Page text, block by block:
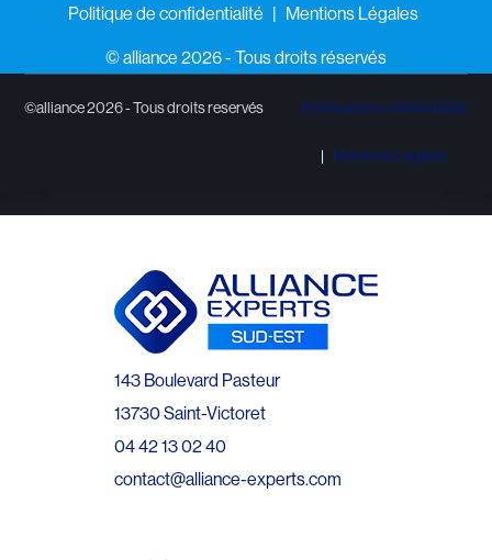
Politique de confidentialité
Mentions Légales
©️ alliance 2026 - Tous droits réservés
©alliance 2026 - Tous droits reservés Politique de confidentialité
Mentions Légales
143 Boulevard Pasteur
13730 Saint-Victoret
04 42 13 02 40
contact@alliance-experts.com